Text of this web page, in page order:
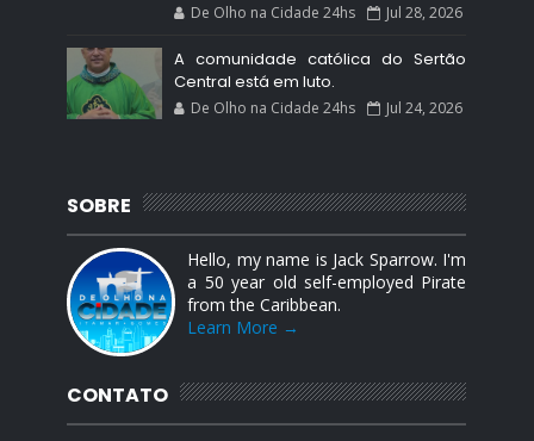
De Olho na Cidade 24hs Jul 28, 2026
A comunidade católica do Sertão
Central está em luto.
De Olho na Cidade 24hs Jul 24, 2026
SOBRE
Hello, my name is Jack Sparrow. I'm
a 50 year old self-employed Pirate
from the Caribbean.
Learn More →
CONTATO